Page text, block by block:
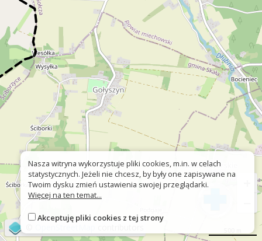
Nasza witryna wykorzystuje pliki cookies, m.in. w celach
statystycznych. Jeżeli nie chcesz, by były one zapisywane na
Twoim dysku zmień ustawienia swojej przeglądarki.
Więcej na ten temat...
Akceptuję pliki cookies z tej strony